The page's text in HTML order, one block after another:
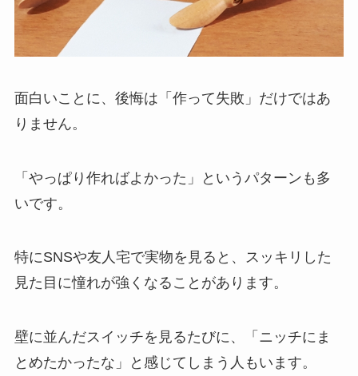
面白いことに、後悔は「作って失敗」だけではあ
りません。
「やっぱり作ればよかった」というパターンも多
いです。
特にSNSや友人宅で実物を見ると、スッキリした
見た目に憧れが強くなることがあります。
壁に並んだスイッチを見るたびに、「ニッチにま
とめたかったな」と感じてしまう人もいます。